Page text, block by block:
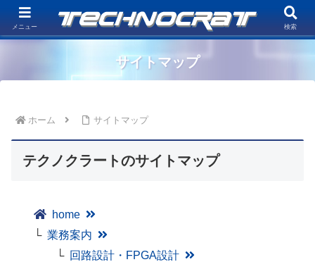
電子機器システムの企画、設計、生産及びコンサルティングを行う開発型ファ
ブレスEMS企業「株式会社テクノクラート」
ホーム サイトマップ
サイトマップ
テクノクラートのサイトマップ
home
業務案内
回路設計・FPGA設計
メニュー 検索